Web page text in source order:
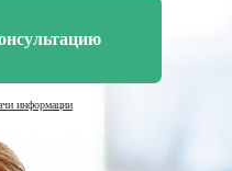
информации